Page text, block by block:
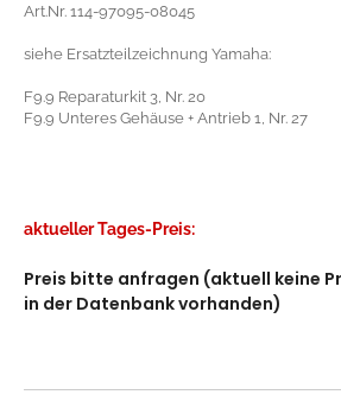
Art.Nr. 114-97095-08045
siehe Ersatzteilzeichnung Yamaha:
F9.9 Reparaturkit 3, Nr. 20
F9.9 Unteres Gehäuse + Antrieb 1, Nr. 27
aktueller Tages-Preis:
Preis bitte anfragen (aktuell keine
in der Datenbank vorhanden)